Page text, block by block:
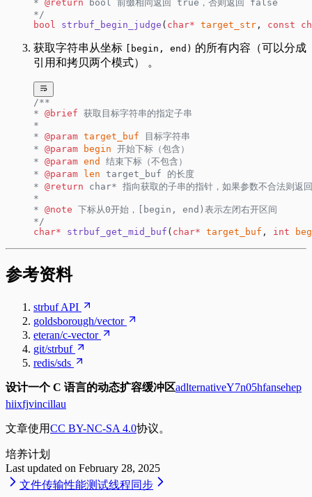
* @return bool 前缀相同返回 true，否则返回 false
*/
bool strbuf_begin_judge ( char* target_str , const
获取字符串从坐标 [begin, end) 的所有内容（可以分成
引用和拷贝两个模式） 。
/**
* @brief 获取目标字符串的指定子串
*
* @param target_buf 目标字符串
* @param begin 开始下标（包含）
* @param end
结束下标（不包含）
* @param len target_buf 的长度
* @return char* 指向获取的子串的指针，如果参数不合法则返
*
* @note 下标从0开始，[begin, end)表示左闭右开区间
*/
char* strbuf_get_mid_buf ( char* target_buf , int
参考资料
strbuf API
goldsborough/vector
eteran/c-vector
git/strbuf
redis/sds
设计一个 C 语言的动态扩容缓冲区adlternativeY7n05hfansehep
hiixfjvincillau
文章使用CC BY-NC-SA 4.0协议。
培养计划
Last updated on February 28, 2025
文件传输性能测试线程同步